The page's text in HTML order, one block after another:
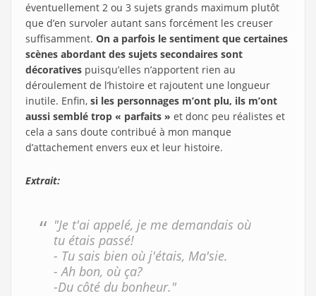
éventuellement 2 ou 3 sujets grands maximum plutôt
que d’en survoler autant sans forcément les creuser
suffisamment. On a parfois le sentiment que certaines
scènes abordant des sujets secondaires sont
décoratives puisqu’elles n’apportent rien au
déroulement de l’histoire et rajoutent une longueur
inutile. Enfin, si les personnages m’ont plu, ils m’ont
aussi semblé trop « parfaits » et donc peu réalistes et
cela a sans doute contribué à mon manque
d’attachement envers eux et leur histoire.
Extrait:
"Je t'ai appelé, je me demandais où
tu étais passé!
- Tu sais bien où j'étais, Ma'sie.
- Ah bon, où ça?
-Du côté du bonheur."